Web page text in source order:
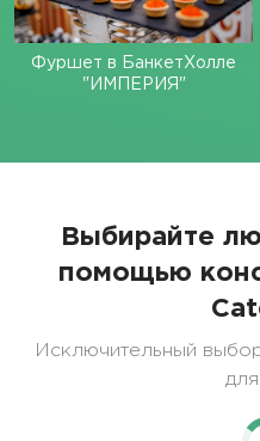
Фуршет в БанкетХолле
"ИМПЕРИЯ"
Выбирайте
помощью
Исключительный